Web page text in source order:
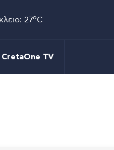
27oC
CretaOne TV